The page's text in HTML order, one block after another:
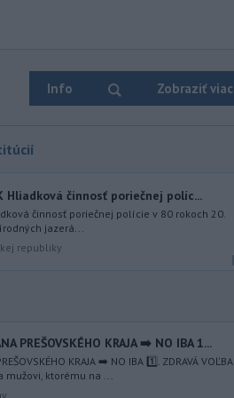
Info Zobraziť viac
Hliadková činnosť poriečnej políc...
činnosť poriečnej polície v 80 rokoch 20.
jazerá...
republiky
PREŠOVSKÉHO KRAJA ➡️ NO IBA 1️...
KRAJA ➡️ NO IBA 1️⃣. ZDRAVÁ VOĽBA
mužovi, ktorému na ...